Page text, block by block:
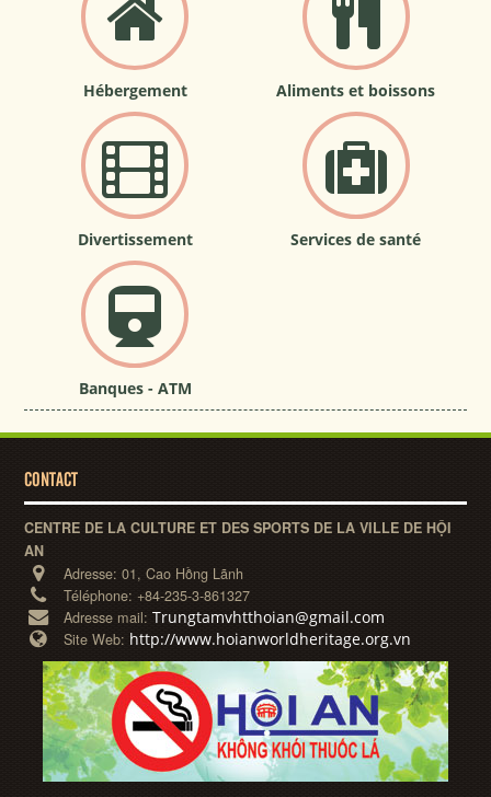
Hébergement Aliments et boissons
Divertissement Services de santé
Banques - ATM
CONTACT
CENTRE DE LA CULTURE ET DES SPORTS DE LA VILLE DE HỘI
AN
Adresse:01, Cao Hồng Lãnh
Téléphone:+84-235-3-861327
Adresse mail:Trungtamvhtthoian@gmail.com
Site Web: http://www.hoianworldheritage.org.vn